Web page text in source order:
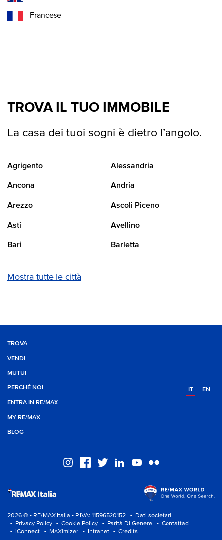
Francese
TROVA IL TUO IMMOBILE
La casa dei tuoi sogni è dietro l’angolo.
Agrigento Alessandria
Ancona Andria
Arezzo Ascoli Piceno
Asti Avellino
Bari Barletta
Mostra tutte le città
TROVA
VENDI
MUTUI
PERCHÉ NOI
ENTRA IN RE/MAX
MY RE/MAX
BLOG
IT EN
2026 © - RE/MAX Italia - P.IVA: 11596520152
- Dati societari
- Privacy Policy
- Cookie Policy - Parità Di Genere
- Contattaci
- iConnect
- MAXimizer - Intranet - Credits